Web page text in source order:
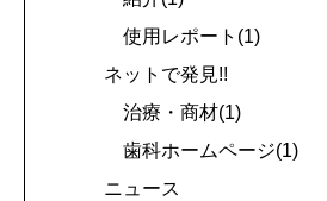
使用レポート(1)
ネットで発見!!
治療・商材(1)
歯科ホームページ(1)
ニュース